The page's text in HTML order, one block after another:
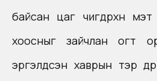
байсан цаг өчигдөрхөн
хоосныг зайчлан огт
эргэлдсэн хаврын тэр